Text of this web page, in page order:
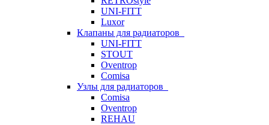
UNI-FITT
Luxor
Клапаны для радиаторов
UNI-FITT
STOUT
Oventrop
Comisa
Узлы для радиаторов
Comisa
Oventrop
REHAU